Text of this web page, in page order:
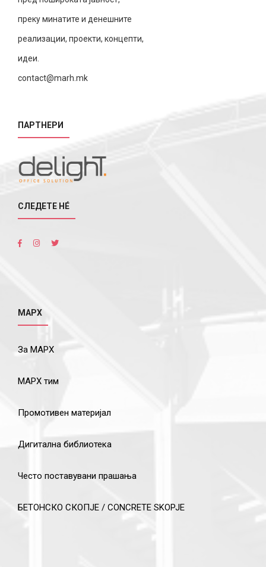
преку минатите и денешните
реализации, проекти, концепти,
идеи.
contact@marh.mk
ПАРТНЕРИ
СЛЕДЕТЕ НÉ
МАРХ
За МАРХ
МАРХ тим
Промотивен материјал
Дигитална библиотека
Често поставувани прашања
БЕТОНСКО СКОПЈЕ / CONCRETE SKOPJE